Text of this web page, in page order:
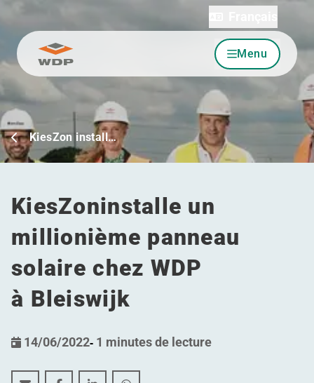
Allez au contenu Menu
KiesZon ​​​​install…
KiesZon​installe un
millionième panneau
solaire chez WDP
à Bleiswijk
14/06/2022- 1 minutes de lecture